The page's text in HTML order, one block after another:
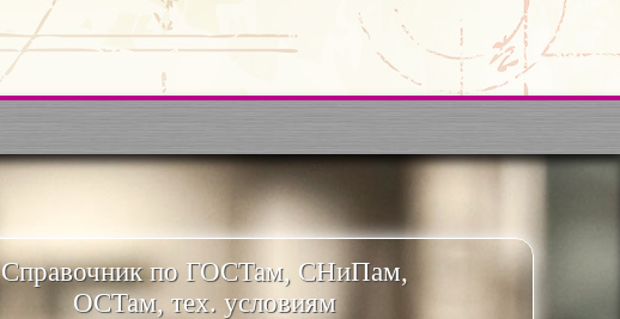
Справочник по ГОСТам, СНиПам,
ОСТам, тех. условиям